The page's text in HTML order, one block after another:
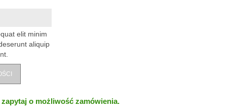
elit minim
aliquip
o możliwość zamówienia.